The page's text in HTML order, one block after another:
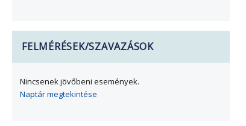
FELMÉRÉSEK/SZAVAZÁSOK
Nincsenek jövőbeni események.
Naptár megtekintése